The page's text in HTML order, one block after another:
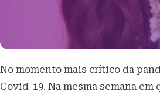
No momento mais crítico da
Covid-19. Na mesma semana em